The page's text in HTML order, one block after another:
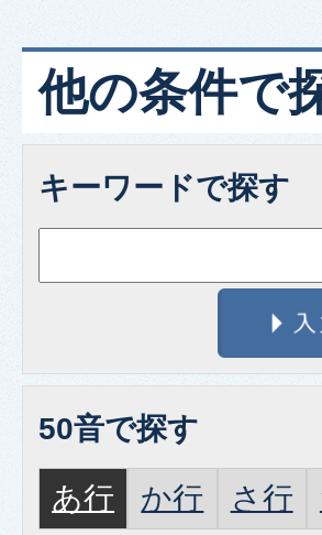
他の条件で
キーワードで探す
50音で探す
あ行 か行 さ行